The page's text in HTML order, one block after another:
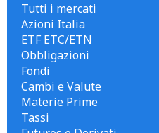
Tutti i mercati
Azioni Italia
ETF ETC/ETN
Obbligazioni
Fondi
Cambi e Valute
Materie Prime
Tassi